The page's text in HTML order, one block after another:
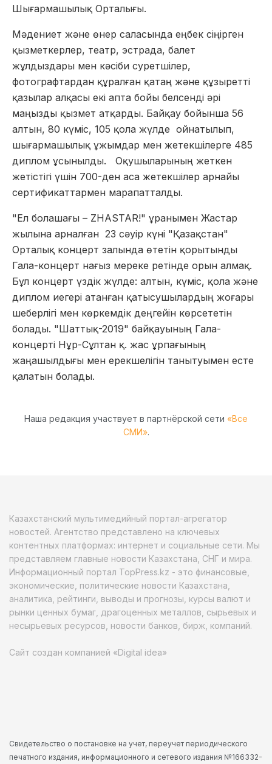
Шығармашылық Орталығы.
Мәдениет және өнер саласында еңбек сіңірген
қызметкерлер, театр, эстрада, балет
жұлдыздары мен кәсіби суретшілер,
фотографтардан құралған қатаң және құзыретті
қазылар алқасы екі апта бойы белсенді әрі
маңызды қызмет атқарды. Байқау бойынша 56
алтын, 80 күміс, 105 қола жүлде ойнатылып,
шығармашылық ұжымдар мен жетекшілерге 485
диплом ұсынылды. Оқушыларының жеткен
жетістігі үшін 700-ден аса жетекшілер арнайы
сертификаттармен марапатталды.
"Ел болашағы – ZHASTAR!" ұранымен Жастар
жылына арналған 23 сәуір күні "Қазақстан"
Орталық концерт залында өтетін қорытынды
Гала-концерт нағыз мереке ретінде орын алмақ.
Бұл концерт үздік жүлде: алтын, күміс, қола және
диплом иегері атанған қатысушылардың жоғары
шеберлігі мен көркемдік деңгейін көрсететін
болады. "Шаттық-2019" байқауының Гала-
концерті Нұр-Сұлтан қ. жас ұрпағының
жаңашылдығы мен ерекшелігін танытуымен есте
қалатын болады.
Наша редакция участвует в партнёрской сети «Все
СМИ».
Казахстанский мультимедийный портал-агрегатор
новостей. Агентство представлено на ключевых
контентных платформах: интернет и социальные сети. Мы
представляем главные новости Казахстана, СНГ и мира.
Информационный портал TopPress.kz - это финансовые,
экономические, политические новости Казахстана,
аналитика, рейтинги, выводы и прогнозы, курсы валют и
рынки ценных бумаг, драгоценных металлов, сырьевых и
несырьевых ресурсов, новости банков, бирж, компаний.
Сайт создан компанией «Digital idea»
Свидетельство о постановке на учет, переучет периодического
печатного издания, информационного и сетевого издания №166332-